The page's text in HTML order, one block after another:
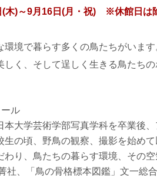
(木)～9月 16 日 (月・祝) ※休館日は
環境で暮らす多くの鳥たちがいま
しく、そして逞しく生きる鳥たち
ル
本大学芸術学部写真学科を卒業後
生の頃、野鳥の観察、撮影を始め
わり、鳥たちの暮らす環境、その
社、「鳥の骨格標本図鑑」文一総